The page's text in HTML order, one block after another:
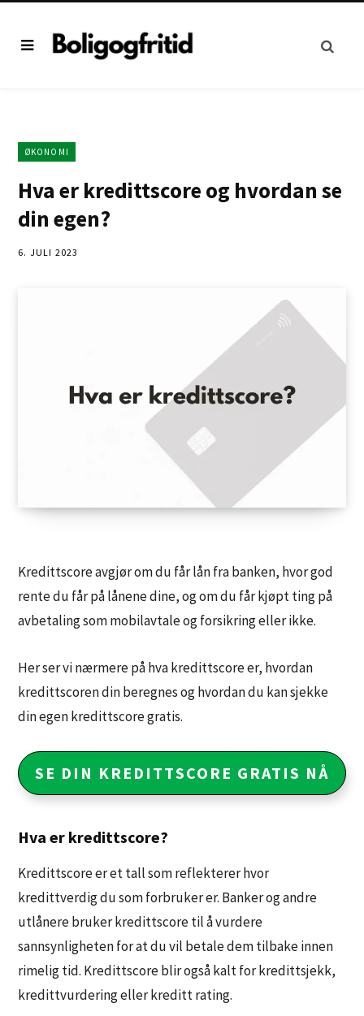
ØKONOMI
Hva er kredittscore og hvordan se
din egen?
6. JULI 2023
Kredittscore avgjør om du får lån fra banken, hvor god
rente du får på lånene dine, og om du får kjøpt ting på
avbetaling som mobilavtale og forsikring eller ikke.
Her ser vi nærmere på hva kredittscore er, hvordan
kredittscoren din beregnes og hvordan du kan sjekke
din egen kredittscore gratis.
SE DIN KREDITTSCORE GRATIS NÅ
Hva er kredittscore?
Kredittscore er et tall som reflekterer hvor
kredittverdig du som forbruker er. Banker og andre
utlånere bruker kredittscore til å vurdere
sannsynligheten for at du vil betale dem tilbake innen
rimelig tid. Kredittscore blir også kalt for kredittsjekk,
kredittvurdering eller kreditt rating.